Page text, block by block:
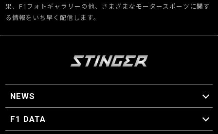
果、F1フォトギャラリーの他、さまざまなモータースポーツに関す
る情報をいち早く配信します。
NEWS
F1 ニュース
F1 DATA